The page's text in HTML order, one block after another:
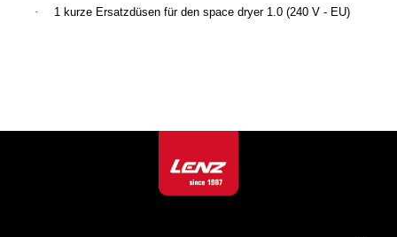
· 1 kurze Ersatzdüsen für den space dryer 1.0 (240 V - EU)